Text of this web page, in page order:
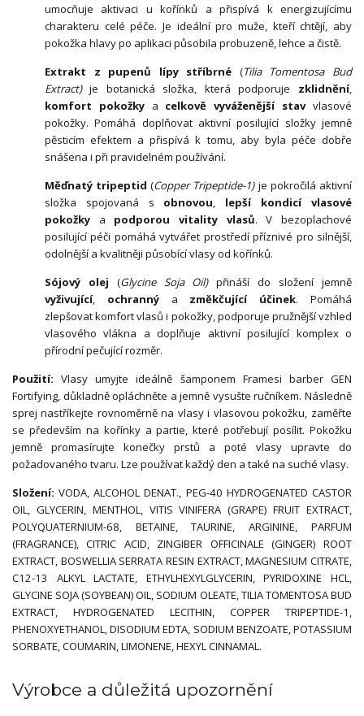
umocňuje aktivaci u kořínků a přispívá k energizujícímu
charakteru celé péče. Je ideální pro muže, kteří chtějí, aby
pokožka hlavy po aplikaci působila probuzeně, lehce a čistě.
Extrakt z pupenů lípy stříbrné (Tilia Tomentosa Bud
Extract)je botanická složka, která podporuje zklidnění,
komfort pokožkya celkově vyváženější stavvlasové
pokožky. Pomáhá doplňovat aktivní posilující složky jemně
pěsticím efektem a přispívá k tomu, aby byla péče dobře
snášena i při pravidelném používání.
Měďnatý tripeptid(Copper Tripeptide-1)je pokročilá aktivní
složka spojovaná s obnovou, lepší kondicí vlasové
pokožky a podporou vitality vlasů. V bezoplachové
posilující péči pomáhá vytvářet prostředí příznivé pro silnější,
odolnější a kvalitněji působící vlasy od kořínků.
Sójový olej (Glycine Soja Oil)přináší do složení jemně
vyživující, ochrannýa změkčující účinek. Pomáhá
zlepšovat komfort vlasů i pokožky, podporuje pružnější vzhled
vlasového vlákna a doplňuje aktivní posilující komplex o
přírodní pečující rozměr.
Použití:Vlasy umyjte ideálně šamponem Framesi barber GEN
Fortifying, důkladně opláchněte a jemně vysušte ručníkem. Následně
sprej nastříkejte rovnoměrně na vlasy i vlasovou pokožku, zaměřte
se především na kořínky a partie, které potřebují posílit. Pokožku
jemně promasírujte konečky prstů a poté vlasy upravte do
požadovaného tvaru. Lze používat každý den a také na suché vlasy.
Složení:VODA, ALCOHOL DENAT., PEG-40 HYDROGENATED CASTOR
OIL, GLYCERIN, MENTHOL, VITIS VINIFERA (GRAPE) FRUIT EXTRACT,
POLYQUATERNIUM-68, BETAINE, TAURINE, ARGININE, PARFUM
(FRAGRANCE), CITRIC ACID, ZINGIBER OFFICINALE (GINGER) ROOT
EXTRACT, BOSWELLIA SERRATA RESIN EXTRACT, MAGNESIUM CITRATE,
C12-13 ALKYL LACTATE, ETHYLHEXYLGLYCERIN, PYRIDOXINE HCL,
GLYCINE SOJA (SOYBEAN) OIL, SODIUM OLEATE, TILIA TOMENTOSA BUD
EXTRACT, HYDROGENATED LECITHIN, COPPER TRIPEPTIDE-1,
PHENOXYETHANOL, DISODIUM EDTA, SODIUM BENZOATE, POTASSIUM
SORBATE, COUMARIN, LIMONENE, HEXYL CINNAMAL.
Výrobce a důležitá upozornění